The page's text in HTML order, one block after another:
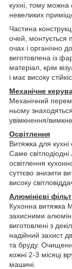
кухні, тому
невеликих
Частина
очей, монтується
очах і органічно
виготовлена із
матеріал, крім
і має високу
Механічне
Механічний
ньому
увімкнення/
Освітлення
Витяжка для
Саме
освітлення
суттєво знизити
високу
Алюмінієві
Кухонна витяжка
захисними
виготовлені з
надійний захист
та бруду.
кожні 2-3 місяці
машині.